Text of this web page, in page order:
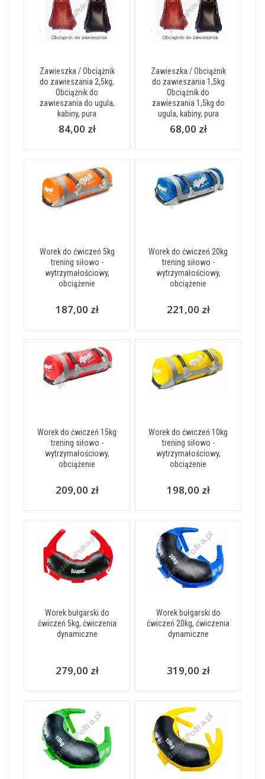
Zawieszka / Obciążnik
do zawieszania 2,5kg,
Obciążnik do
zawieszania do ugula,
kabiny, pura
84,00 zł
Zawieszka / Obciążnik
do zawieszania 1,5kg
Obciążnik do
zawieszania 1,5kg do
ugula, kabiny, pura
68,00 zł
Worek do ćwiczeń 5kg
trening siłowo -
wytrzymałościowy,
obciążenie
187,00 zł
Worek do ćwiczeń 20kg
trening siłowo -
wytrzymałościowy,
obciążenie
221,00 zł
Worek do ćwiczeń 15kg
trening siłowo -
wytrzymałościowy,
obciążenie
209,00 zł
Worek do ćwiczeń 10kg
trening siłowo -
wytrzymałościowy,
obciążenie
198,00 zł
Worek bułgarski do
ćwiczeń 5kg, ćwiczenia
dynamiczne
279,00 zł
Worek bułgarski do
ćwiczeń 20kg, ćwiczenia
dynamiczne
319,00 zł